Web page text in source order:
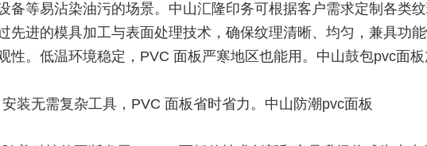
备等易沾染油污的场景。中山汇隆印务可根据客户需求定制各类纹
先进的模具加工与表面处理技术，确保纹理清晰、均匀，兼具功
性。低温环境稳定，PVC 面板严寒地区也能用。中山鼓包pvc面
安装无需复杂工具，PVC 面板省时省力。中山防潮pvc面板